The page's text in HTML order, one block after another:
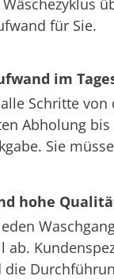
für Sie.
im
Schritte von
Abholung bis
Sie
hohe
ab.
die